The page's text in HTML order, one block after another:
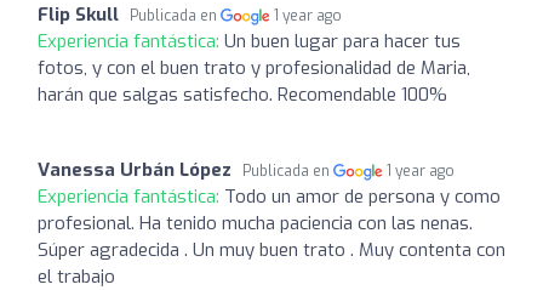
Flip Skull Publicada en 1 year ago
Experiencia fantástica: Un buen lugar para hacer tus
fotos, y con el buen trato y profesionalidad de Maria,
harán que salgas satisfecho. Recomendable 100%
Vanessa Urbán López Publicada en 1 year ago
Experiencia fantástica: Todo un amor de persona y como
profesional. Ha tenido mucha paciencia con las nenas.
Súper agradecida . Un muy buen trato . Muy contenta con
el trabajo